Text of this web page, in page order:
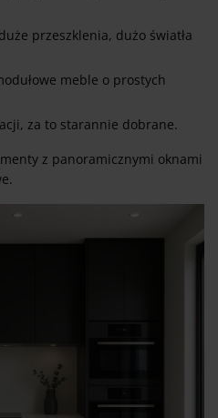
przeszklenia, dużo światła
meble o prostych
za to starannie dobrane.
z panoramicznymi oknami